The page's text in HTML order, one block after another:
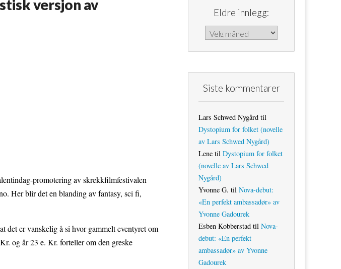
versjon av
promotering av skrekkfilmfestivalen
Her blir det en blanding av fantasy, sci fi,
det er vanskelig å si hvor gammelt eventyret om
og år 23 e. Kr. forteller om den greske
Eldre innlegg:
Eldre innlegg:
Siste kommentarer
Lars Schwed Nygård til
Dystopium for folket (novelle
av Lars Schwed Nygård)
Lene til Dystopium for folket
(novelle av Lars Schwed
Nygård)
Yvonne G. til Nova-debut:
«En perfekt ambassadør» av
Yvonne Gadourek
Esben Kobberstad til Nova-
debut: «En perfekt
ambassadør» av Yvonne
Gadourek